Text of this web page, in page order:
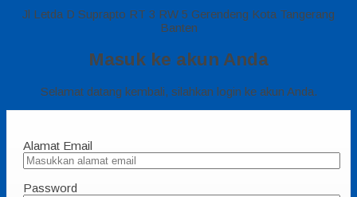
Jl Letda D Suprapto RT 3 RW 5 Gerendeng Kota Tangerang
Banten
Masuk ke akun Anda
Selamat datang kembali, silahkan login ke akun Anda.
Alamat Email
Password